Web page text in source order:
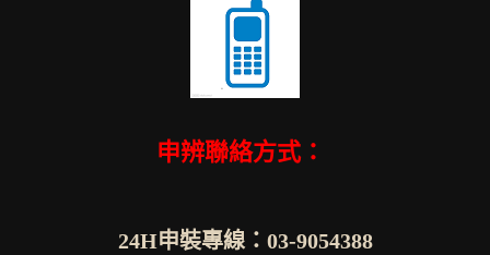
申辨聯絡方式：
24H申裝專線：03-9054388